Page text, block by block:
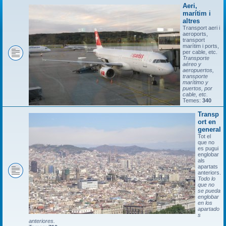
Aeri,
marítim i
altres
Transport aeri i
aeroports,
transport
marítim i ports,
per cable, etc.
Transporte
aéreo y
aeropuertos,
transporte
marítimo y
puertos, por
cable, etc.
Temes: 340
Transp
ort en
general
Tot el
que no
es pugui
englobar
als
apartats
anteriors.
Todo lo
que no
se pueda
englobar
en los
apartado
s
anteriores.